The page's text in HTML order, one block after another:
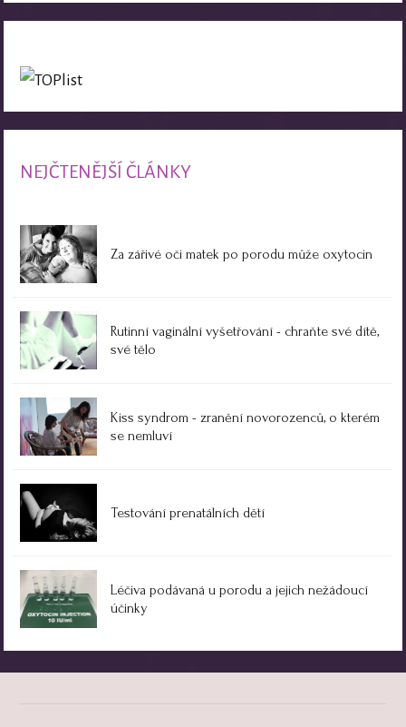
NEJČTENĚJŠÍ ČLÁNKY
Za zářivé oči matek po porodu může oxytocin
Rutinní vaginální vyšetřování - chraňte své dítě,
své tělo
Kiss syndrom - zranění novorozenců, o kterém
se nemluví
Testování prenatálních dětí
Léčiva podávaná u porodu a jejich nežádoucí
účinky